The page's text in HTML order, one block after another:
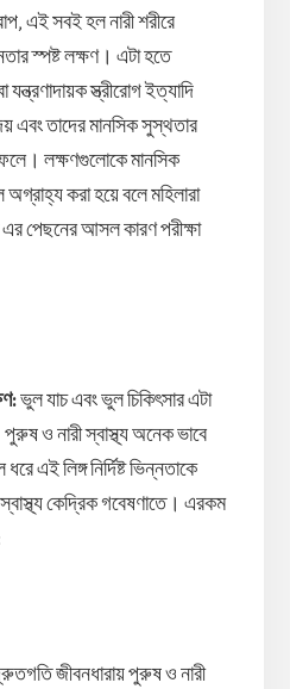
এই সবই হল নারী শরীরে
স্পষ্ট লক্ষণ। এটা হতে
স্ত্রীরোগ ইত্যাদি
এবং তাদের মানসিক সুস্থতার
লক্ষণগুলোকে মানসিক
করা হয়ে বলে মহিলারা
এর পেছনের আসল কারণ পরীক্ষা
ভুল যাচ এবং ভুল চিকিৎসার এটা
ও নারী স্বাস্থ্য অনেক ভাবে
এই লিঙ্গ নির্দিষ্ট ভিন্নতাকে
কেদ্রিক গবেষণাতে। এরকম
জীবনধারায় পুরুষ ও নারী